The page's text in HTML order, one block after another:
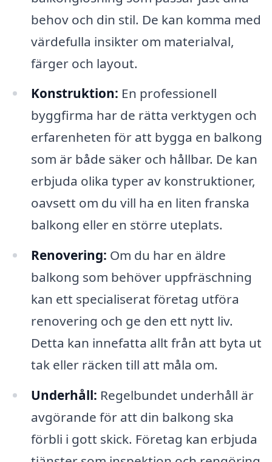
behov och din stil. De kan komma med
värdefulla insikter om materialval,
färger och layout.
Konstruktion: En professionell
byggfirma har de rätta verktygen och
erfarenheten för att bygga en balkong
som är både säker och hållbar. De kan
erbjuda olika typer av konstruktioner,
oavsett om du vill ha en liten franska
balkong eller en större uteplats.
Renovering: Om du har en äldre
balkong som behöver uppfräschning
kan ett specialiserat företag utföra
renovering och ge den ett nytt liv.
Detta kan innefatta allt från att byta ut
tak eller räcken till att måla om.
Underhåll: Regelbundet underhåll är
avgörande för att din balkong ska
förbli i gott skick. Företag kan erbjuda